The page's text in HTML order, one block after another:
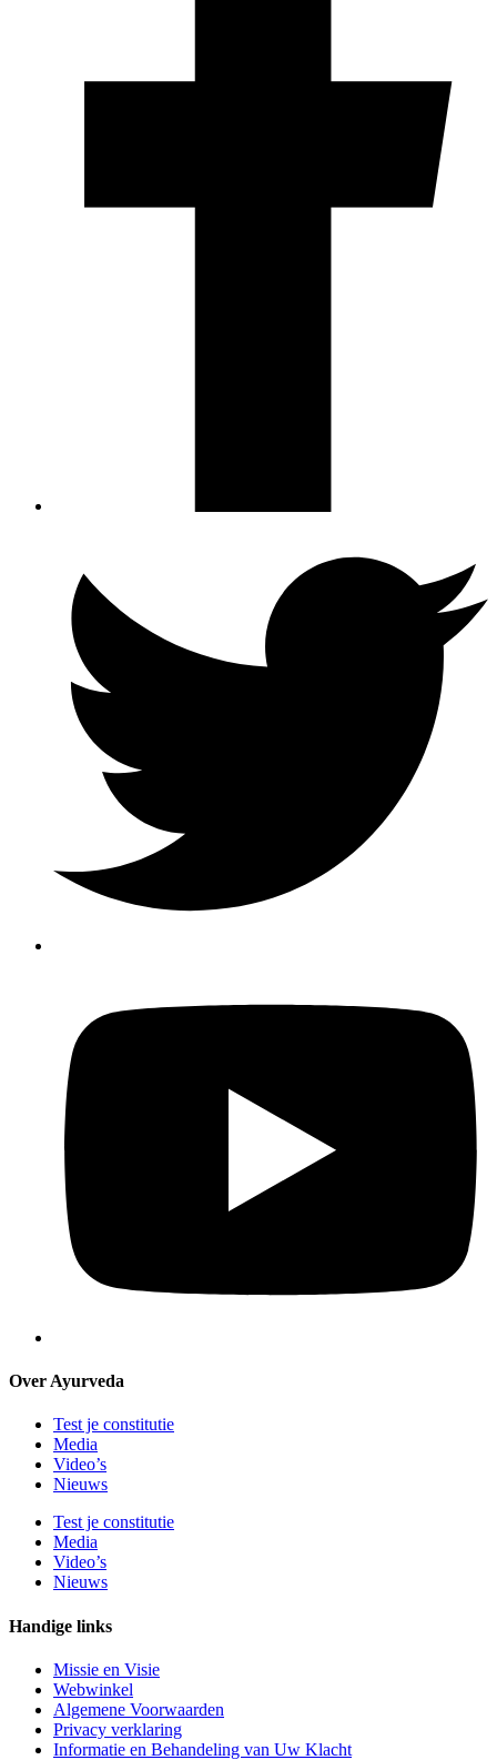
Over Ayurveda
Test je constitutie
Media
Video’s
Nieuws
Test je constitutie
Media
Video’s
Nieuws
Handige links
Missie en Visie
Webwinkel
Algemene Voorwaarden
Privacy verklaring
Informatie en Behandeling van Uw Klacht